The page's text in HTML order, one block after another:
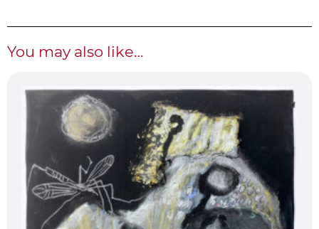
You may also like…